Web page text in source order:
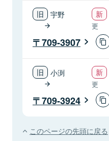
宇野
更
709-3907
小渕
更
709-3924
このページの先頭に戻る